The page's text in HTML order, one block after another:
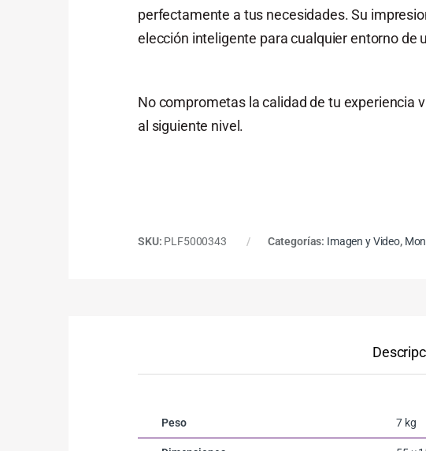
perfectamente a tus necesidades. Su
elección inteligente para cualquier entorno de
No comprometas la calidad de tu experiencia
al siguiente nivel.
SKU: PLF5000343 Categorías: Imagen y Video,
Peso 7 kg